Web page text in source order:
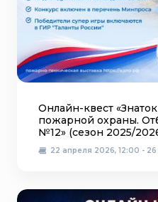
Онлайн-квест
пожарной охраны.
№12» (сезон 2025/
22 апреля 2026, 12:00 -